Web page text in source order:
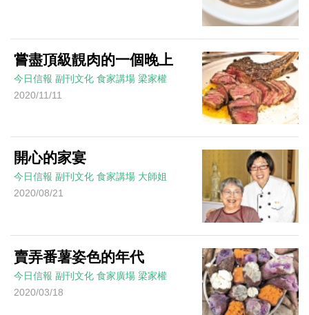
嘗盡頂級靚肉的一個晚上
今日信報 副刊文化 食家講場 梁家權
2020/11/11
開心的家宴
今日信報 副刊文化 食家講場 大師姐
2020/08/21
賣弄番薯姿色的年代
今日信報 副刊文化 食家廣場 梁家權
2020/03/18